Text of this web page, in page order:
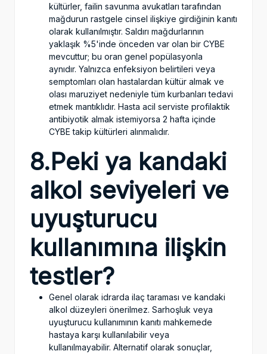
kültürler, failin savunma avukatları tarafından
mağdurun rastgele cinsel ilişkiye girdiğinin kanıtı
olarak kullanılmıştır. Saldırı mağdurlarının
yaklaşık %5'inde önceden var olan bir CYBE
mevcuttur; bu oran genel popülasyonla
aynıdır. Yalnızca enfeksiyon belirtileri veya
semptomları olan hastalardan kültür almak ve
olası maruziyet nedeniyle tüm kurbanları tedavi
etmek mantıklıdır. Hasta acil serviste profilaktik
antibiyotik almak istemiyorsa 2 hafta içinde
CYBE takip kültürleri alınmalıdır.
8.Peki ya kandaki
alkol seviyeleri ve
uyuşturucu
kullanımına ilişkin
testler?
Genel olarak idrarda ilaç taraması ve kandaki
alkol düzeyleri önerilmez. Sarhoşluk veya
uyuşturucu kullanımının kanıtı mahkemede
hastaya karşı kullanılabilir veya
kullanılmayabilir. Alternatif olarak sonuçlar,